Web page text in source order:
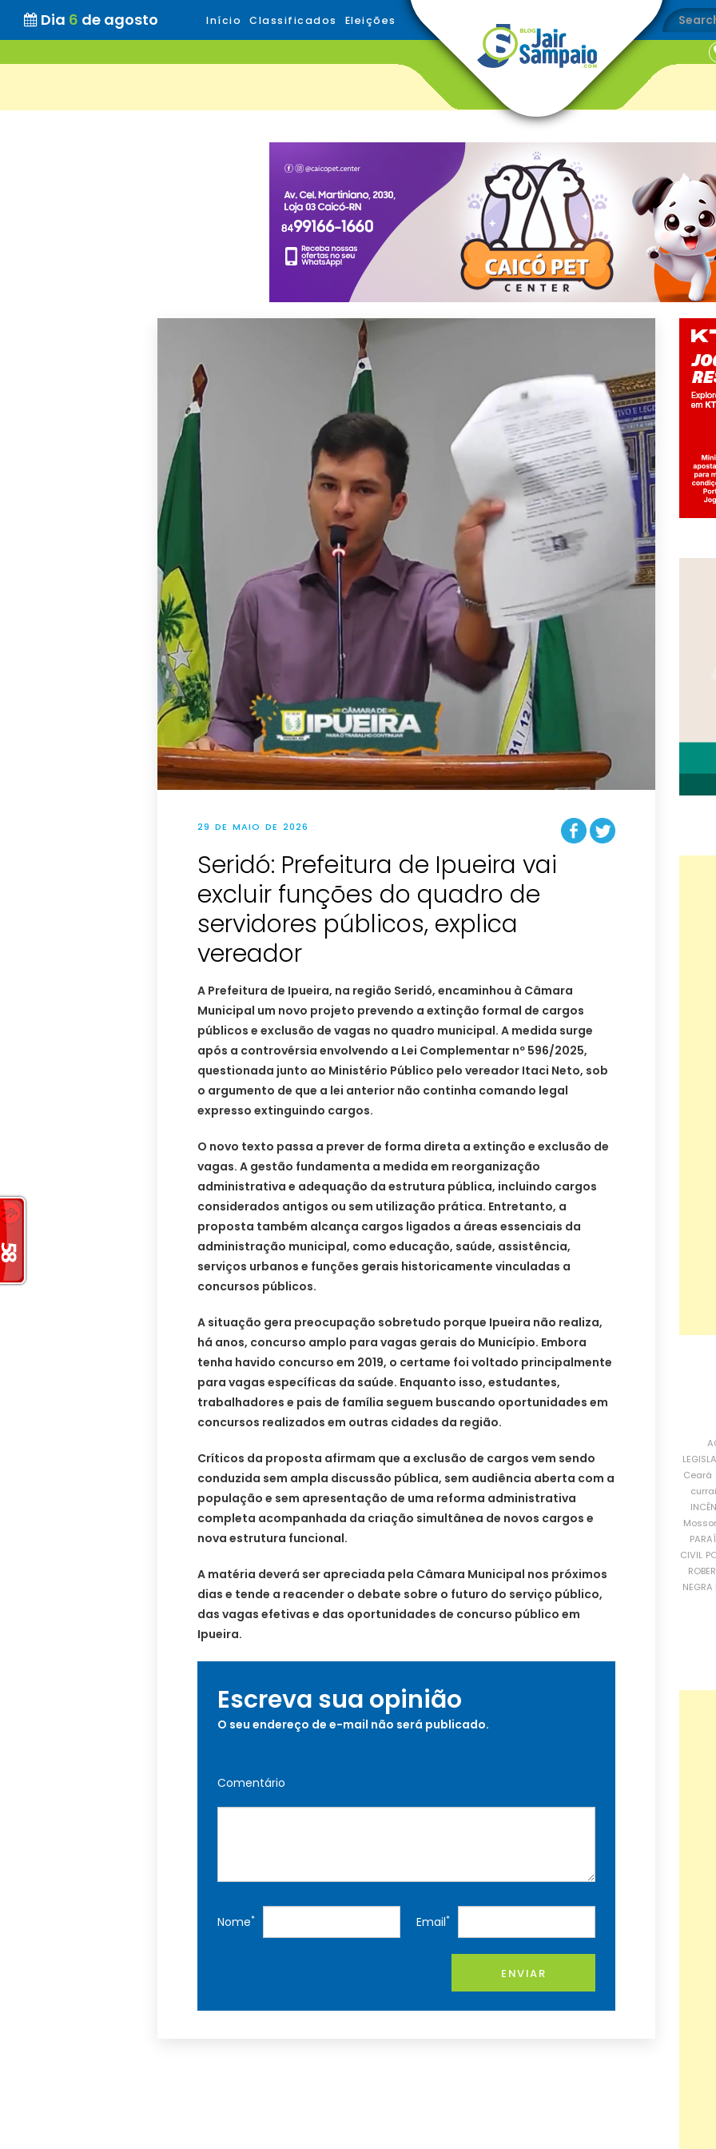
Dia 6 de agosto Início Classificados Eleições
29 DE MAIO DE 2026
Seridó: Prefeitura de Ipueira vai
excluir funções do quadro de
servidores públicos, explica
vereador
A Prefeitura de Ipueira, na região Seridó, encaminhou à Câmara
Municipal um novo projeto prevendo a extinção formal de cargos
públicos e exclusão de vagas no quadro municipal. A medida surge
após a controvérsia envolvendo a Lei Complementar nº 596/2025,
questionada junto ao Ministério Público pelo vereador Itaci Neto, sob
o argumento de que a lei anterior não continha comando legal
expresso extinguindo cargos.
O novo texto passa a prever de forma direta a extinção e exclusão de
vagas. A gestão fundamenta a medida em reorganização
administrativa e adequação da estrutura pública, incluindo cargos
considerados antigos ou sem utilização prática. Entretanto, a
proposta também alcança cargos ligados a áreas essenciais da
administração municipal, como educação, saúde, assistência,
serviços urbanos e funções gerais historicamente vinculadas a
concursos públicos.
A situação gera preocupação sobretudo porque Ipueira não realiza,
há anos, concurso amplo para vagas gerais do Município. Embora
tenha havido concurso em 2019, o certame foi voltado principalmente
para vagas específicas da saúde. Enquanto isso, estudantes,
trabalhadores e pais de família seguem buscando oportunidades em
concursos realizados em outras cidades da região.
Críticos da proposta afirmam que a exclusão de cargos vem sendo
conduzida sem ampla discussão pública, sem audiência aberta com a
população e sem apresentação de uma reforma administrativa
completa acompanhada da criação simultânea de novos cargos e
nova estrutura funcional.
A matéria deverá ser apreciada pela Câmara Municipal nos próximos
dias e tende a reacender o debate sobre o futuro do serviço público,
das vagas efetivas e das oportunidades de concurso público em
Ipueira.
Escreva sua opinião
O seu endereço de e-mail não será publicado.
Comentário
Nome* Email*
ENVIAR
Ceará
CIVIL
NEGRA